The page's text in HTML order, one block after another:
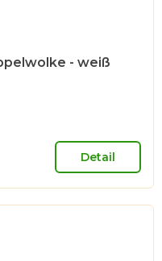
- weiß
Detail